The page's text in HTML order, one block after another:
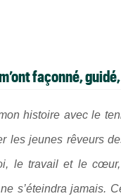
façonné,
histoire avec le
les jeunes rêveurs
le travail et le
s’éteindra jamais.